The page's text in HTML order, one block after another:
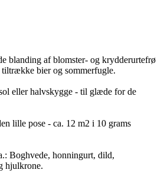
blanding af blomster- og krydderurtefrø
bier og sommerfugle.
eller halvskygge - til glæde for de
lille pose - ca. 12 m2 i 10 grams
Boghvede, honningurt, dild,
hjulkrone.